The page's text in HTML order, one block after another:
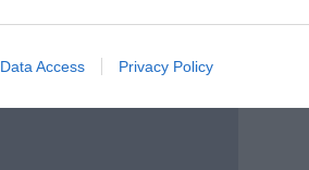
Data Access Privacy Policy